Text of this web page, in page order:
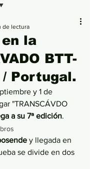
la
BTT-
/ Portugal.
de lectura
y 1 de
"TRANSCÁVDO
a su 7ª edición.
y llegada en
se divide en dos